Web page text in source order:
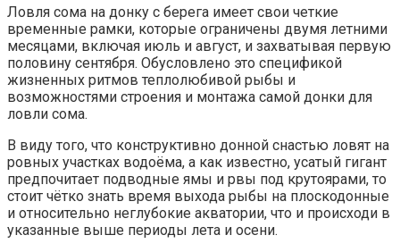
Ловля сома на донку с берега имеет свои четкие
временные рамки, которые ограничены двумя летними
месяцами, включая июль и август, и захватывая первую
половину сентября. Обусловлено это спецификой
жизненных ритмов теплолюбивой рыбы и
возможностями строения и монтажа самой донки для
ловли сома.
В виду того, что конструктивно донной снастью ловят на
ровных участках водоёма, а как известно, усатый гигант
предпочитает подводные ямы и рвы под крутоярами, то
стоит чётко знать время выхода рыбы на плоскодонные
и относительно неглубокие акватории, что и происходи в
указанные выше периоды лета и осени.